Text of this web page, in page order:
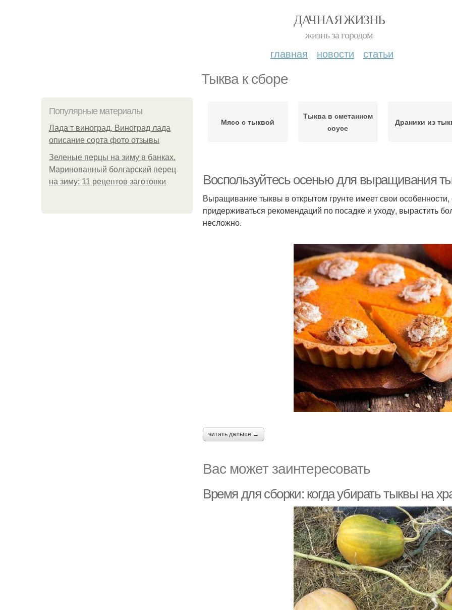
ДАЧНАЯ ЖИЗНЬ
жизнь за городом
главная новости статьи
Тыква к сборе
Популярные материалы
Лада т виноград. Виноград лада
описание сорта фото отзывы
Зеленые перцы на зиму в банках.
Маринованный болгарский перец
на зиму: 11 рецептов заготовки
Мясо с тыквой
Тыква в сметанном
соусе
Драники из
Воспользуйтесь осенью для выращивания
Выращивание тыквы в открытом грунте имеет свои
придерживаться рекомендаций по посадке и уходу, вырастить
несложно.
читать дальше →
Вас может заинтересовать
Время для сборки: когда убирать тыквы на